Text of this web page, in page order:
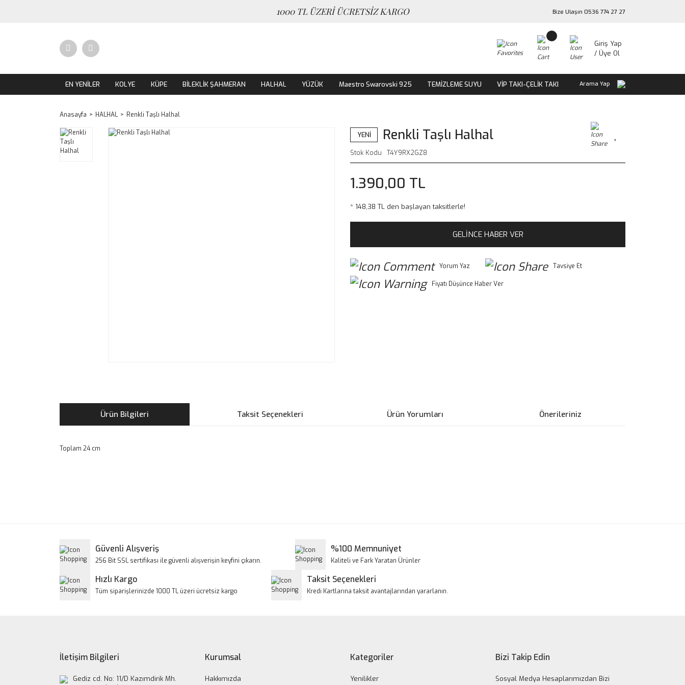
1000 TL ÜZERİ ÜCRETSİZ KARGO Bize Ulaşın 0536 774 27 27
Giriş Yap
/ Üye Ol
EN YENİLER KOLYE KÜPE BİLEKLİK ŞAHMERAN HALHAL YÜZÜK Maestro Swarovski 925 TEMİZLEME SUYU VİP TAKI-ÇELİK TAKI Arama Yap
Anasayfa HALHAL Renkli Taşlı Halhal
YENİ Renkli Taşlı Halhal
Stok Kodu T4Y9RX2GZ8
1.390,00 TL
* 148,38 TL den başlayan taksitlerle!
GELİNCE HABER VER
Yorum Yaz Tavsiye Et
Fiyatı Düşünce Haber Ver
Ürün Bilgileri Taksit Seçenekleri Ürün Yorumları Önerileriniz
Toplam 24 cm
Ürün fiyatı diğer sitelerden daha pahalı.
Güvenli Alışveriş
256 Bit SSL sertifikası ile güvenli alışverişin keyfini çıkarın.
%100 Memnuniyet
Kaliteli ve Fark Yaratan Ürünler
Hızlı Kargo
Tüm siparişlerinizde 1000 TL üzeri ücretsiz kargo
Taksit Seçenekleri
Kredi Kartlarına taksit avantajlarından yararlanın.
İletişim Bilgileri
Gediz cd. No: 11/D Kazımdirik Mh.
Kurumsal
Hakkımızda
Kategoriler
Yenilikler
Bizi Takip Edin
Sosyal Medya Hesaplarımızdan Bizi